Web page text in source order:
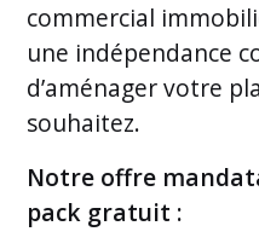
commercial
une indépendance
d’aménager votre
souhaitez.
Notre offre
pack gratuit :